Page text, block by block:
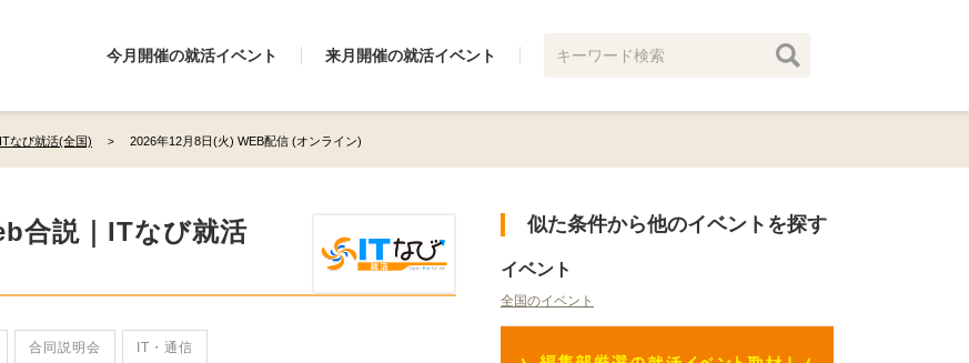
今月開催の就活イベント 来月開催の就活イベント
なび就活(全国) 2026年12月8日(火) WEB配信 (オンライン)
合説｜ITなび就活
合同説明会 IT・通信
似た条件から他のイベントを探す
イベント
全国のイベント